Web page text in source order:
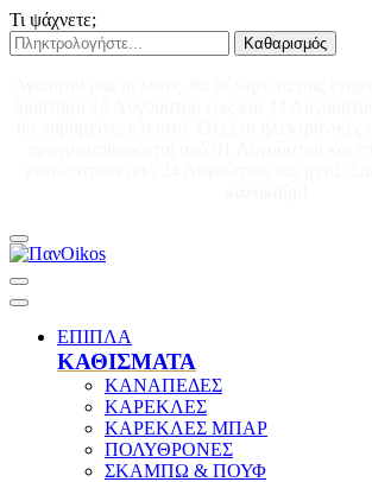
Τι ψάχνετε;
Καθαρισμός
ΕΠΙΠΛΑ
ΚΑΘΙΣΜΑΤΑ
ΚΑΝΑΠΕΔΕΣ
ΚΑΡΕΚΛΕΣ
ΚΑΡΕΚΛΕΣ ΜΠΑΡ
ΠΟΛΥΘΡΟΝΕΣ
ΣΚΑΜΠΩ & ΠΟΥΦ